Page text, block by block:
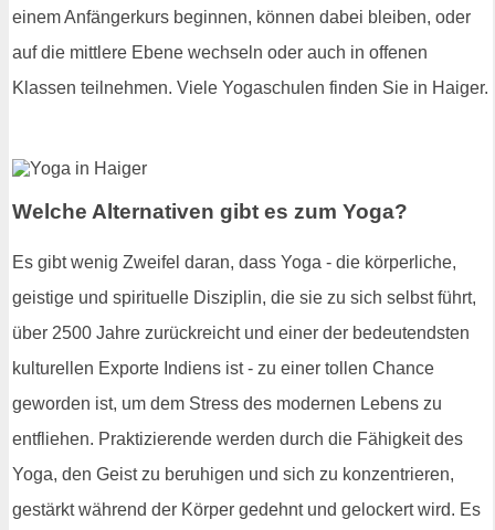
einem Anfängerkurs beginnen, können dabei bleiben, oder
auf die mittlere Ebene wechseln oder auch in offenen
Klassen teilnehmen. Viele Yogaschulen finden Sie in Haiger.
Welche Alternativen gibt es zum Yoga?
Es gibt wenig Zweifel daran, dass Yoga - die körperliche,
geistige und spirituelle Disziplin, die sie zu sich selbst führt,
über 2500 Jahre zurückreicht und einer der bedeutendsten
kulturellen Exporte Indiens ist - zu einer tollen Chance
geworden ist, um dem Stress des modernen Lebens zu
entfliehen. Praktizierende werden durch die Fähigkeit des
Yoga, den Geist zu beruhigen und sich zu konzentrieren,
gestärkt während der Körper gedehnt und gelockert wird. Es